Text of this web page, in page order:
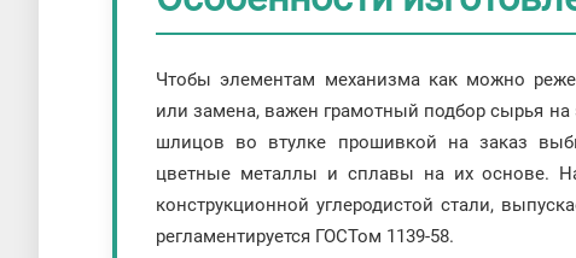
Чтобы элементам механизма как можно
или замена, важен грамотный подбор сырья на
шлицов во втулке прошивкой на заказ
цветные металлы и сплавы на их основе.
конструкционной углеродистой стали,
регламентируется ГОСТом 1139-58.